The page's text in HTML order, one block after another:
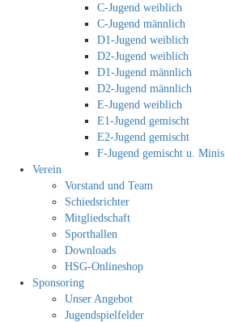
C-Jugend weiblich
C-Jugend männlich
D1-Jugend weiblich
D2-Jugend weiblich
D1-Jugend männlich
D2-Jugend männlich
E-Jugend weiblich
E1-Jugend gemischt
E2-Jugend gemischt
F-Jugend gemischt u. Minis
Verein
Vorstand und Team
Schiedsrichter
Mitgliedschaft
Sporthallen
Downloads
HSG-Onlineshop
Sponsoring
Unser Angebot
Jugendspielfelder